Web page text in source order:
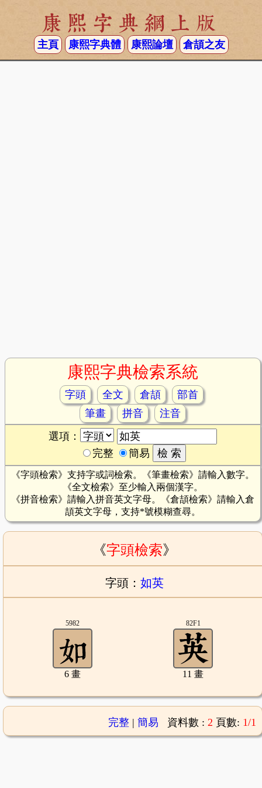
康熙字典網上版
主頁 康熙字典體 康熙論壇 倉頡之友
康熙字典檢索系統
字頭 全文 倉頡
部首
筆畫
拼音
注音
選項：
完整
簡易
《字頭檢索》支持字或詞檢索。《筆畫檢索》請輸入數字。
《全文檢索》至少輸入兩個漢字。
《拼音檢索》請輸入拼音英文字母。《倉頡檢索》請輸入倉
頡英文字母，支持*號模糊查尋。
《字頭檢索》
字頭： 如英
5982
6 畫
82F1
11 畫
完整| 簡易 資料數 : 2 頁數: 1/1